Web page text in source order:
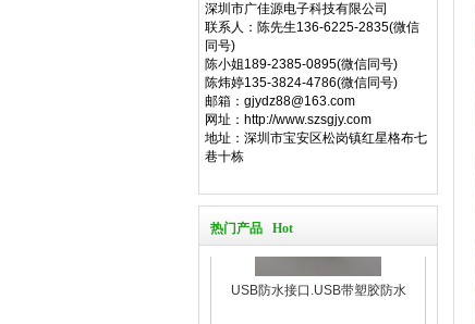
深圳市广佳源电子科技有限公司
联系人：陈先生136-6225-2835(微信
同号)
陈小姐189-2385-0895(微信同号)
陈炜婷135-3824-4786(微信同号)
邮箱：gjydz88@163.com
网址：http://www.szsgjy.com
地址：深圳市宝安区松岗镇红星格布七
巷十栋
热门产品 Hot